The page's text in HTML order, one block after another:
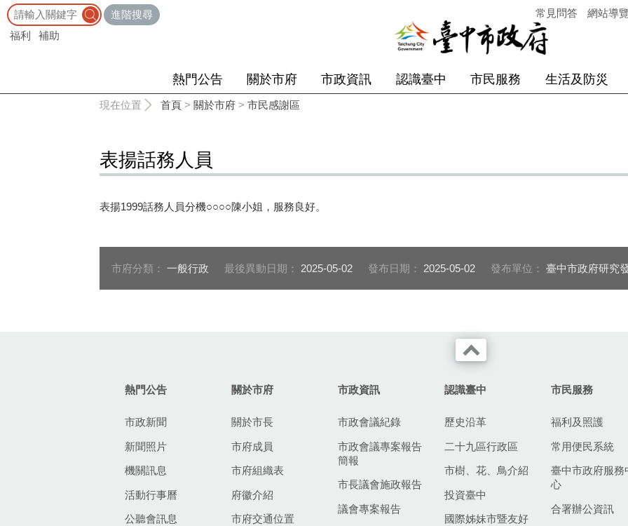
進階搜尋
福利
補助
常見問答 網站導
熱門公告 關於市府 市政資訊 認識臺中 市民服務 生活及防災
現在位置 首頁 > 關於市府 > 市民感謝區
表揚話務人員
表揚1999話務人員分機○○○○陳小姐，服務良好。
市府分類： 一般行政 最後異動日期： 2025-05-02 發布日期： 2025-05-02 發布單位： 臺中市政府研究
熱門公告
市政新聞
新聞照片
機關訊息
活動行事曆
公聽會訊息
關於市府
關於市長
市府成員
市府組織表
府徽介紹
市府交通位置
市政資訊
市政會議紀錄
市政會議專案報告
簡報
市長議會施政報告
議會專案報告
認識臺中
歷史沿革
二十九區行政區
市樹、花、鳥介紹
投資臺中
國際姊妹市暨友好
市民服務
福利及照護
常用便民系統
臺中市政府服務
心
合署辦公資訊